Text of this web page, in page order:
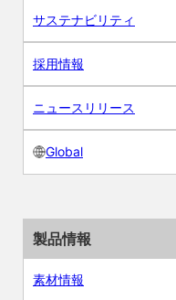
サステナビリティ
採用情報
ニュースリリース
Global
製品情報
素材情報